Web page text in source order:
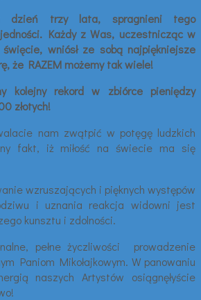
dzień trzy lata, spragnieni tego
Każdy z Was, uczestnicząc w
wniósł ze sobą najpiękniejsze
że RAZEM możemy tak wiele!
kolejny rekord w zbiórce pieniędzy
złotych!
nam zwątpić w potęgę ludzkich
fakt, iż miłość na świecie ma się
wzruszających i pięknych występów
i uznania reakcja widowni jest
kunsztu i zdolności.
pełne życzliwości prowadzenie
Paniom Mikołajkowym. W panowaniu
naszych Artystów osiągnęłyście